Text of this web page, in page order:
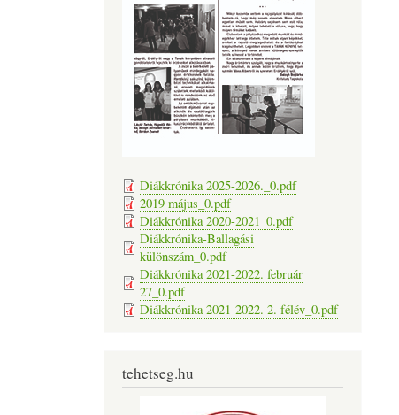
Diákkrónika 2025-2026._0.pdf
2019 május_0.pdf
Diákkrónika 2020-2021_0.pdf
Diákkrónika-Ballagási
különszám_0.pdf
Diákkrónika 2021-2022. február
27_0.pdf
Diákkrónika 2021-2022. 2. félév_0.pdf
tehetseg.hu